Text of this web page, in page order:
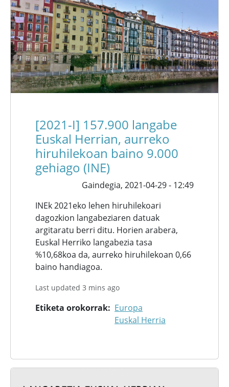
[2021-I] 157.900 langabe
Euskal Herrian, aurreko
hiruhilekoan baino 9.000
gehiago (INE)
Gaindegia, 2021-04-29 - 12:49
INEk 2021eko lehen hiruhilekoari
dagozkion langabeziaren datuak
argitaratu berri ditu. Horien arabera,
Euskal Herriko langabezia tasa
%10,68koa da, aurreko hiruhilekoan 0,66
baino handiagoa.
Last updated 3 mins ago
Etiketa orokorrak
Europa
Euskal Herria